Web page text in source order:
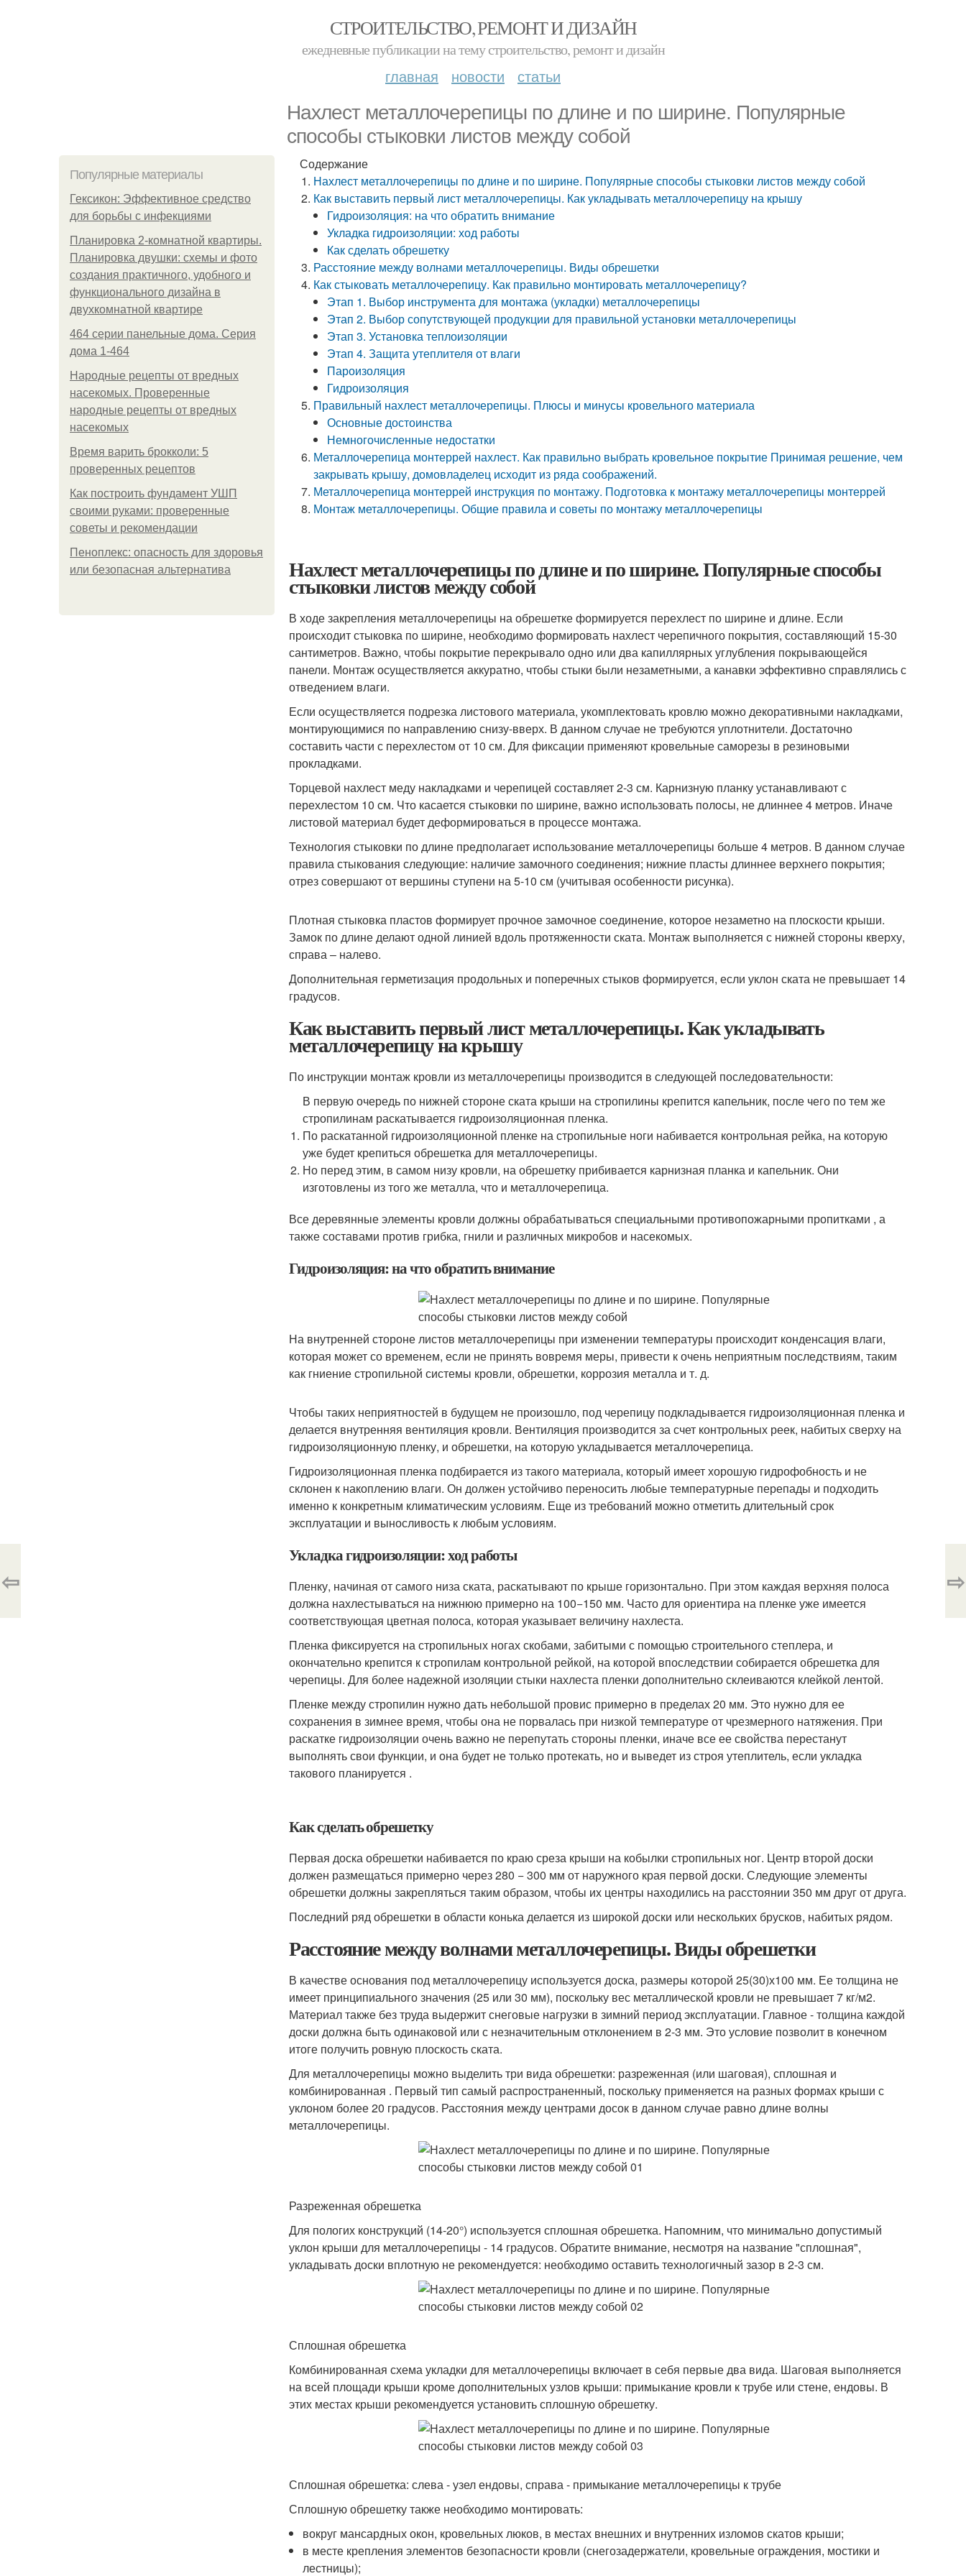
СТРОИТЕЛЬСТВО, РЕМОНТ И ДИЗАЙН
ежедневные публикации на тему строительство, ремонт и дизайн
главная новости статьи
Нахлест металлочерепицы по длине и по ширине. Популярные
способы стыковки листов между собой
Популярные материалы
Гексикон: Эффективное средство
для борьбы с инфекциями
Планировка 2-комнатной квартиры.
Планировка двушки: схемы и фото
создания практичного, удобного и
функционального дизайна в
двухкомнатной квартире
464 серии панельные дома. Серия
дома 1-464
Народные рецепты от вредных
насекомых. Проверенные
народные рецепты от вредных
насекомых
Время варить брокколи: 5
проверенных рецептов
Как построить фундамент УШП
своими руками: проверенные
советы и рекомендации
Пеноплекс: опасность для здоровья
или безопасная альтернатива
Содержание
Нахлест металлочерепицы по длине и по ширине. Популярные способы стыковки листов между собой
Как выставить первый лист металлочерепицы. Как укладывать металлочерепицу на крышу
Гидроизоляция: на что обратить внимание
Укладка гидроизоляции: ход работы
Как сделать обрешетку
Расстояние между волнами металлочерепицы. Виды обрешетки
Как стыковать металлочерепицу. Как правильно монтировать металлочерепицу?
Этап 1. Выбор инструмента для монтажа (укладки) металлочерепицы
Этап 2. Выбор сопутствующей продукции для правильной установки металлочерепицы
Этап 3. Установка теплоизоляции
Этап 4. Защита утеплителя от влаги
Пароизоляция
Гидроизоляция
Правильный нахлест металлочерепицы. Плюсы и минусы кровельного материала
Основные достоинства
Немногочисленные недостатки
Металлочерепица монтеррей нахлест. Как правильно выбрать кровельное покрытие Принимая решение, чем
закрывать крышу, домовладелец исходит из ряда соображений.
Металлочерепица монтеррей инструкция по монтажу. Подготовка к монтажу металлочерепицы монтеррей
Монтаж металлочерепицы. Общие правила и советы по монтажу металлочерепицы
Нахлест металлочерепицы по длине и по ширине. Популярные способы
стыковки листов между собой
В ходе закрепления металлочерепицы на обрешетке формируется перехлест по ширине и длине. Если
происходит стыковка по ширине, необходимо формировать нахлест черепичного покрытия, составляющий 15-30
сантиметров. Важно, чтобы покрытие перекрывало одно или два капиллярных углубления покрывающейся
панели. Монтаж осуществляется аккуратно, чтобы стыки были незаметными, а канавки эффективно справлялись с
отведением влаги.
Если осуществляется подрезка листового материала, укомплектовать кровлю можно декоративными накладками,
монтирующимися по направлению снизу-вверх. В данном случае не требуются уплотнители. Достаточно
составить части с перехлестом от 10 см. Для фиксации применяют кровельные саморезы в резиновыми
прокладками.
Торцевой нахлест меду накладками и черепицей составляет 2-3 см. Карнизную планку устанавливают с
перехлестом 10 см. Что касается стыковки по ширине, важно использовать полосы, не длиннее 4 метров. Иначе
листовой материал будет деформироваться в процессе монтажа.
Технология стыковки по длине предполагает использование металлочерепицы больше 4 метров. В данном случае
правила стыкования следующие: наличие замочного соединения; нижние пласты длиннее верхнего покрытия;
отрез совершают от вершины ступени на 5-10 см (учитывая особенности рисунка).
Плотная стыковка пластов формирует прочное замочное соединение, которое незаметно на плоскости крыши.
Замок по длине делают одной линией вдоль протяженности ската. Монтаж выполняется с нижней стороны кверху,
справа – налево.
Дополнительная герметизация продольных и поперечных стыков формируется, если уклон ската не превышает 14
градусов.
Как выставить первый лист металлочерепицы. Как укладывать
металлочерепицу на крышу
По инструкции монтаж кровли из металлочерепицы производится в следующей последовательности:
В первую очередь по нижней стороне ската крыши на стропилины крепится капельник, после чего по тем же
стропилинам раскатывается гидроизоляционная пленка.
По раскатанной гидроизоляционной пленке на стропильные ноги набивается контрольная рейка, на которую
уже будет крепиться обрешетка для металлочерепицы.
Но перед этим, в самом низу кровли, на обрешетку прибивается карнизная планка и капельник. Они
изготовлены из того же металла, что и металлочерепица.
Все деревянные элементы кровли должны обрабатываться специальными противопожарными пропитками , а
также составами против грибка, гнили и различных микробов и насекомых.
Гидроизоляция: на что обратить внимание
На внутренней стороне листов металлочерепицы при изменении температуры происходит конденсация влаги,
которая может со временем, если не принять вовремя меры, привести к очень неприятным последствиям, таким
как гниение стропильной системы кровли, обрешетки, коррозия металла и т. д.
Чтобы таких неприятностей в будущем не произошло, под черепицу подкладывается гидроизоляционная пленка и
делается внутренняя вентиляция кровли. Вентиляция производится за счет контрольных реек, набитых сверху на
гидроизоляционную пленку, и обрешетки, на которую укладывается металлочерепица.
Гидроизоляционная пленка подбирается из такого материала, который имеет хорошую гидрофобность и не
склонен к накоплению влаги. Он должен устойчиво переносить любые температурные перепады и подходить
именно к конкретным климатическим условиям. Еще из требований можно отметить длительный срок
эксплуатации и выносливость к любым условиям.
Укладка гидроизоляции: ход работы
Пленку, начиная от самого низа ската, раскатывают по крыше горизонтально. При этом каждая верхняя полоса
должна нахлестываться на нижнюю примерно на 100−150 мм. Часто для ориентира на пленке уже имеется
соответствующая цветная полоса, которая указывает величину нахлеста.
Пленка фиксируется на стропильных ногах скобами, забитыми с помощью строительного степлера, и
окончательно крепится к стропилам контрольной рейкой, на которой впоследствии собирается обрешетка для
черепицы. Для более надежной изоляции стыки нахлеста пленки дополнительно склеиваются клейкой лентой.
Пленке между стропилин нужно дать небольшой провис примерно в пределах 20 мм. Это нужно для ее
сохранения в зимнее время, чтобы она не порвалась при низкой температуре от чрезмерного натяжения. При
раскатке гидроизоляции очень важно не перепутать стороны пленки, иначе все ее свойства перестанут
выполнять свои функции, и она будет не только протекать, но и выведет из строя утеплитель, если укладка
такового планируется .
Как сделать обрешетку
Первая доска обрешетки набивается по краю среза крыши на кобылки стропильных ног. Центр второй доски
должен размещаться примерно через 280 − 300 мм от наружного края первой доски. Следующие элементы
обрешетки должны закрепляться таким образом, чтобы их центры находились на расстоянии 350 мм друг от друга.
Последний ряд обрешетки в области конька делается из широкой доски или нескольких брусков, набитых рядом.
Расстояние между волнами металлочерепицы. Виды обрешетки
В качестве основания под металлочерепицу используется доска, размеры которой 25(30)х100 мм. Ее толщина не
имеет принципиального значения (25 или 30 мм), поскольку вес металлической кровли не превышает 7 кг/м2.
Материал также без труда выдержит снеговые нагрузки в зимний период эксплуатации. Главное - толщина каждой
доски должна быть одинаковой или с незначительным отклонением в 2-3 мм. Это условие позволит в конечном
итоге получить ровную плоскость ската.
Для металлочерепицы можно выделить три вида обрешетки: разреженная (или шаговая), сплошная и
комбинированная . Первый тип самый распространенный, поскольку применяется на разных формах крыши с
уклоном более 20 градусов. Расстояния между центрами досок в данном случае равно длине волны
металлочерепицы.
Разреженная обрешетка
Для пологих конструкций (14-20°) используется сплошная обрешетка. Напомним, что минимально допустимый
уклон крыши для металлочерепицы - 14 градусов. Обратите внимание, несмотря на название "сплошная",
укладывать доски вплотную не рекомендуется: необходимо оставить технологичный зазор в 2-3 см.
Сплошная обрешетка
Комбинированная схема укладки для металлочерепицы включает в себя первые два вида. Шаговая выполняется
на всей площади крыши кроме дополнительных узлов крыши: примыкание кровли к трубе или стене, ендовы. В
этих местах крыши рекомендуется установить сплошную обрешетку.
Сплошная обрешетка: слева - узел ендовы, справа - примыкание металлочерепицы к трубе
Сплошную обрешетку также необходимо монтировать:
вокруг мансардных окон, кровельных люков, в местах внешних и внутренних изломов скатов крыши;
в месте крепления элементов безопасности кровли (снегозадержатели, кровельные ограждения, мостики и
лестницы);
⇦ ⇨